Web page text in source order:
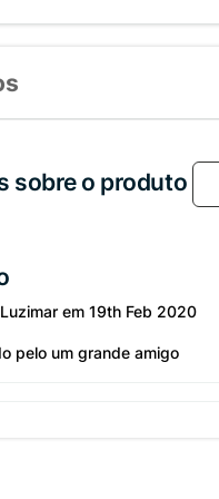
sobre o produto
em 19th Feb 2020
pelo um grande amigo